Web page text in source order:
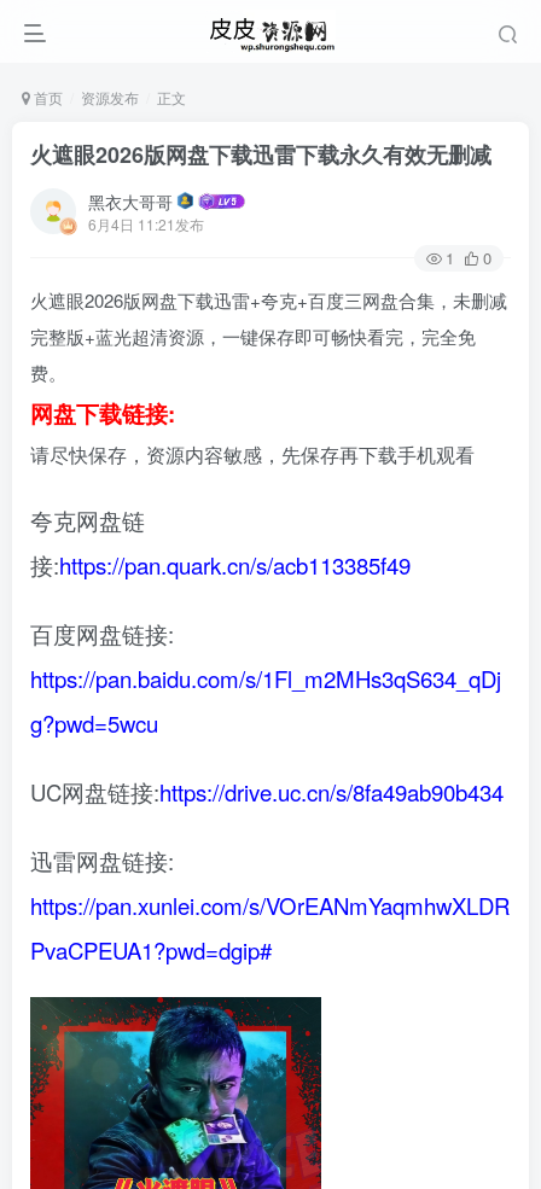
首页 资源发布 正文
火遮眼2026版网盘下载迅雷下载永久有效无删减
黑衣大哥哥
6月4日 11:21发布
1 0
火遮眼2026版网盘下载迅雷+夸克+百度三网盘合集，未删减
完整版+蓝光超清资源，一键保存即可畅快看完，完全免
费。
网盘下载链接:
请尽快保存，资源内容敏感，先保存再下载手机观看
夸克网盘链
接:https://pan.quark.cn/s/acb113385f49
百度网盘链接:
https://pan.baidu.com/s/1Fl_m2MHs3qS634_qDj
g?pwd=5wcu
UC网盘链接:https://drive.uc.cn/s/8fa49ab90b434
迅雷网盘链接:
https://pan.xunlei.com/s/VOrEANmYaqmhwXLDR
PvaCPEUA1?pwd=dgip#